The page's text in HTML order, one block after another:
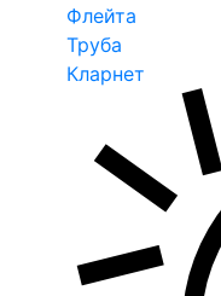
Флейта
Труба
Кларнет